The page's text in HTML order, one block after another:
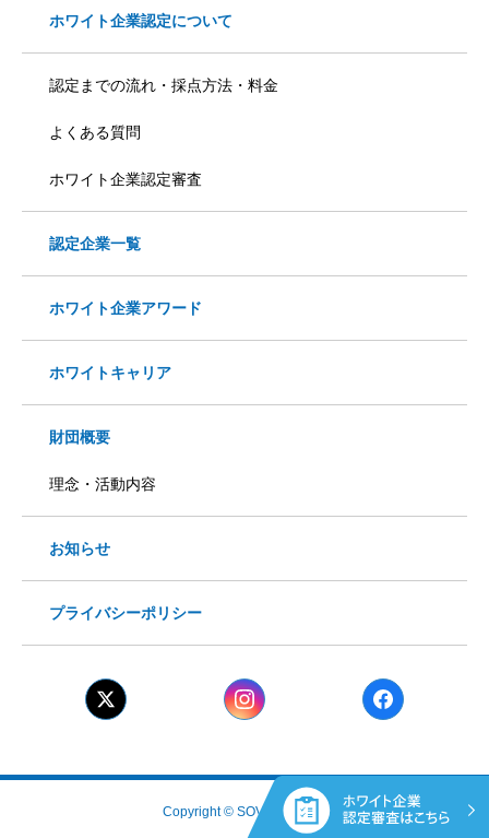
ホワイト企業認定について
認定までの流れ・採点方法・料金
よくある質問
ホワイト企業認定審査
認定企業一覧
ホワイト企業アワード
ホワイトキャリア
財団概要
理念・活動内容
お知らせ
プライバシーポリシー
Copyright © SOVIA Co., Ltd.